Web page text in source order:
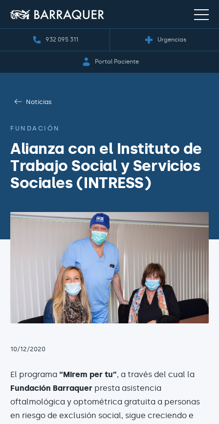
932 095 311 Urgencias
Portal Paciente
Noticias
FUNDACIÓN
Alianza con el Instituto de
Trabajo Social y Servicios
Sociales (INTRESS)
10/12/2020
El programa “Mirem per tu”, a través del cual la
Fundación Barraquer presta asistencia
oftalmológica y optométrica gratuita a personas
en riesgo de exclusión social, sigue creciendo e